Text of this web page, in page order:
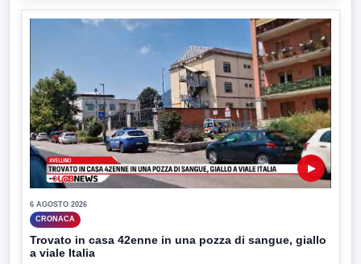
▶
6 AGOSTO 2026
CRONACA
Trovato in casa 42enne in una pozza di sangue, giallo
a viale Italia